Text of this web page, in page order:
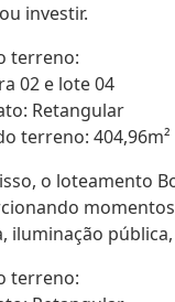
investir.
terreno:
02 e lote 04
Retangular
terreno: 404,96m²
o loteamento
iluminação
terreno: